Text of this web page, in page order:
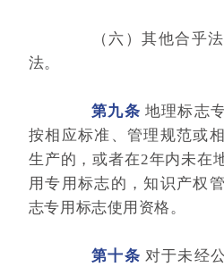
（六）其他合乎法
法。
第九条 地理标志
按相应标准、管理规范或
生产的，或者在2年内未在
用专用标志的，知识产权
志专用标志使用资格。
第十条 对于未经